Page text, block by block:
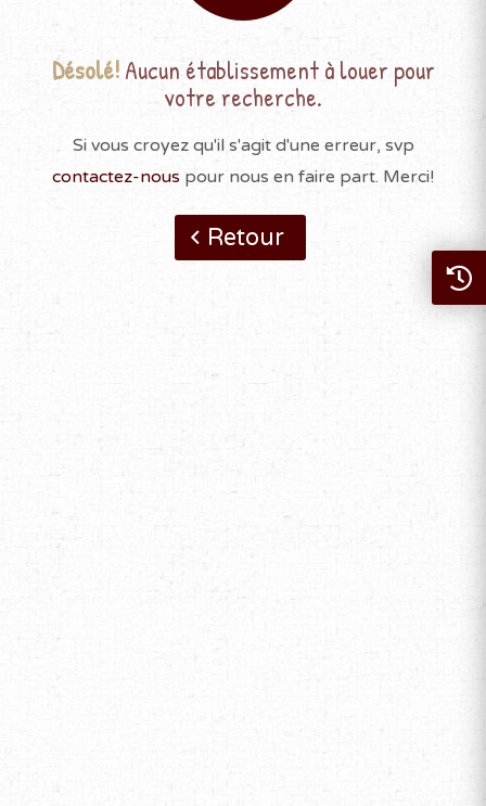
Désolé!Aucun établissement à louer pour
votre recherche.
Si vous croyez qu'il s'agit d'une erreur, svp
contactez-nous pour nous en faire part. Merci!
Retour